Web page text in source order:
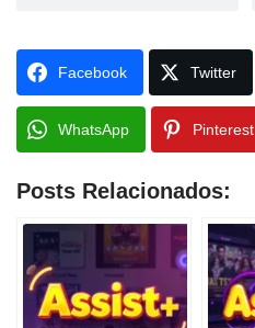
Facebook Twitter
WhatsApp Pinterest
Posts Relacionados: